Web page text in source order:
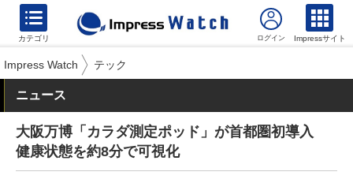
カテゴリ Impressサイト
Impress Watch テック
ニュース
大阪万博「カラダ測定ポッド」が首都圏初導入
健康状態を約8分で可視化